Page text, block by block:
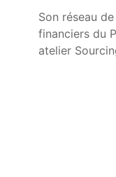
Son réseau
financiers du
atelier